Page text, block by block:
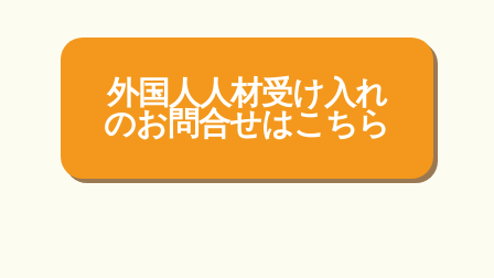
外国人人材受け入れ
のお問合せはこちら